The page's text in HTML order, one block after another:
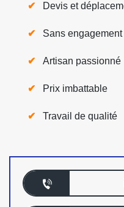
Devis et
Sans engagement
Artisan passionné
Prix imbattable
Travail de qualité